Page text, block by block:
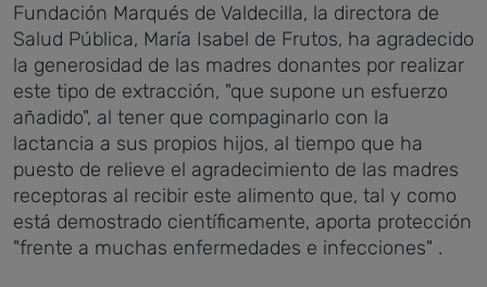
Fundación Marqués de Valdecilla, la directora de
Salud Pública, María Isabel de Frutos, ha agradecido
la generosidad de las madres donantes por realizar
este tipo de extracción, "que supone un esfuerzo
añadido", al tener que compaginarlo con la
lactancia a sus propios hijos, al tiempo que ha
puesto de relieve el agradecimiento de las madres
receptoras al recibir este alimento que, tal y como
está demostrado científicamente, aporta protección
"frente a muchas enfermedades e infecciones" .